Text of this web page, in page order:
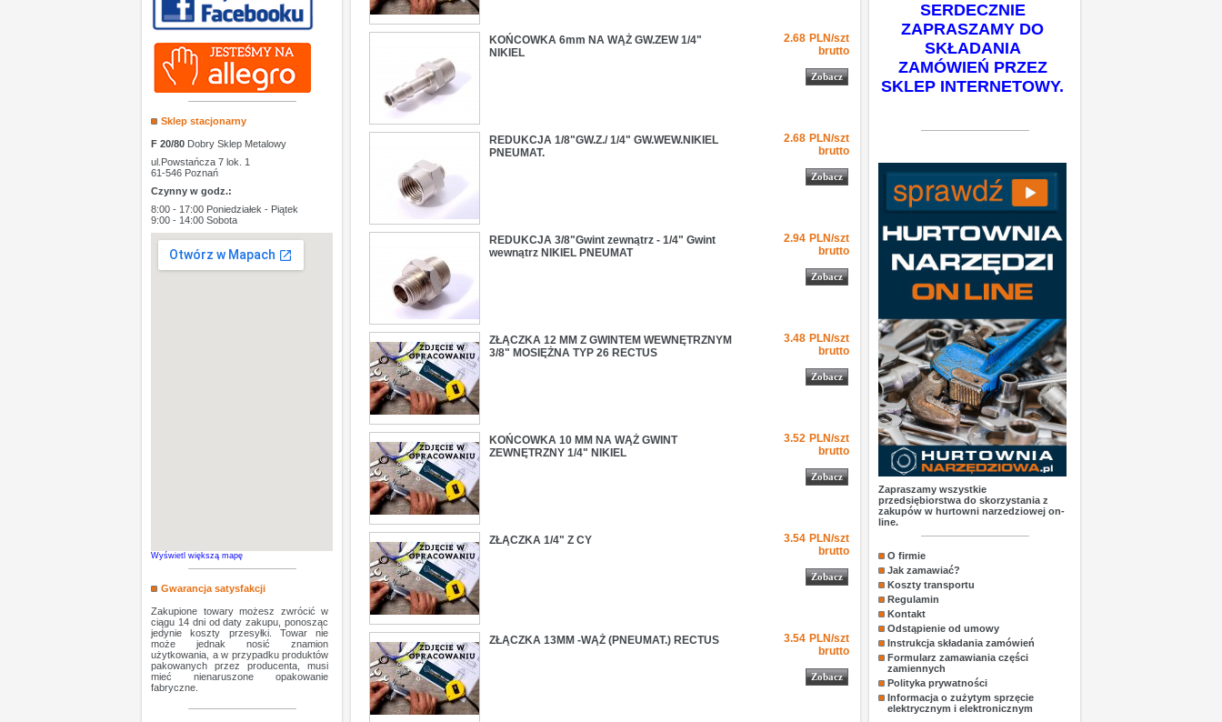
Sklep stacjonarny
F 20/80 Dobry Sklep Metalowy
ul.Powstańcza 7 lok. 1
61-546 Poznań
Czynny w godz.:
8:00 - 17:00 Poniedziałek - Piątek
9:00 - 14:00 Sobota
Wyświetl większą mapę
Gwarancja satysfakcji
Zakupione towary możesz zwrócić w
ciągu 14 dni od daty zakupu, ponosząc
jedynie koszty przesyłki. Towar nie
może jednak nosić znamion
użytkowania, a w przypadku produktów
pakowanych przez producenta, musi
mieć nienaruszone opakowanie
fabryczne.
KOŃCOWKA 6mm NA WĄŻ GW.ZEW 1/4"
NIKIEL
2.68 PLN/szt
brutto
Zobacz
2.68 PLN szt
REDUKCJA 1/8"GW.Z./ 1/4" GW.WEW.NIKIEL
PNEUMAT.
2.68 PLN/szt
brutto
Zobacz
REDUKCJA 3/8"Gwint zewnątrz - 1/4" Gwint
wewnątrz NIKIEL PNEUMAT
2.94 PLN/szt
brutto
Zobacz
2.94 PLNszt
ZŁĄCZKA 12 MM Z GWINTEM WEWNĘTRZNYM
3/8" MOSIĘŻNA TYP 26 RECTUS
3.48 PLN/szt
brutto
Zobacz
3.48 3.48 PLNszt
KOŃCOWKA 10 MM NA WĄŻ GWINT
ZEWNĘTRZNY 1/4" NIKIEL
3.52 PLN/szt
brutto
Zobacz
3.52 3.52 PLNszt
ZŁĄCZKA 1/4" Z CY 3.54 PLN/szt
brutto
Zobacz
PLNszt
ZŁĄCZKA 13MM -WĄŻ (PNEUMAT.) RECTUS 3.54 PLN/szt
brutto
Zobacz
3.54 3.54 PLNszt
SERDECZNIE
ZAPRASZAMY DO
SKŁADANIA
ZAMÓWIEŃ PRZEZ
SKLEP INTERNETOWY.
Zapraszamy wszystkie
przedsiębiorstwa do skorzystania z
zakupów w hurtowni narzedziowej on-
line.
O firmie
Jak zamawiać?
Koszty transportu
Regulamin
Kontakt
Odstąpienie od umowy
Instrukcja składania zamówień
Formularz zamawiania części
zamiennych
Polityka prywatności
Informacja o zużytym sprzęcie
elektrycznym i elektronicznym